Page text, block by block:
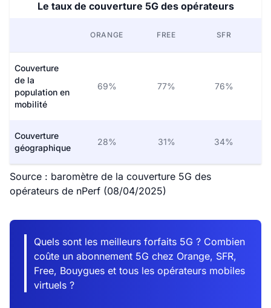
Le taux de couverture 5G des opérateurs
ORANGE FREE SFR
Couverture
de la
population en
mobilité
69% 77% 76%
Couverture
géographique
28% 31% 34%
Source : baromètre de la couverture 5G des
opérateurs de nPerf (08/04/2025)
Quels sont les meilleurs forfaits 5G ? Combien
coûte un abonnement 5G chez Orange, SFR,
Free, Bouygues et tous les opérateurs mobiles
virtuels ?